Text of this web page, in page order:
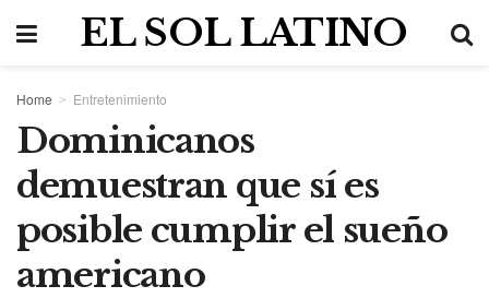
EL SOL LATINO
Home Entretenimiento
Dominicanos
demuestran que sí es
posible cumplir el sueño
americano